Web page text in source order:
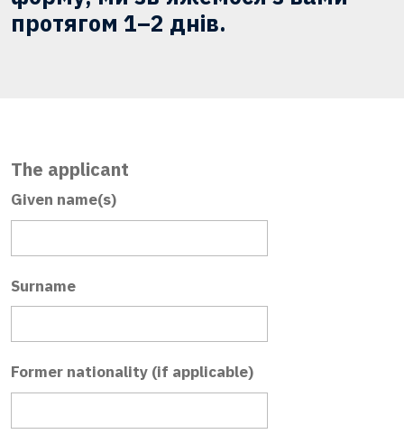
протягом 1–2 днів.
The applicant
Given name(s)
Surname
Former nationality (if applicable)